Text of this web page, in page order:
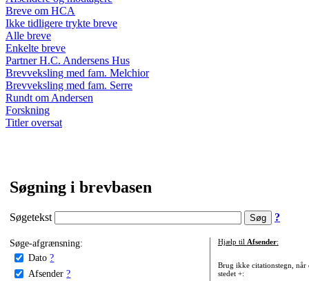
Breve om HCA
Ikke tidligere trykte breve
Alle breve
Enkelte breve
Partner H.C. Andersens Hus
Brevveksling med fam. Melchior
Brevveksling med fam. Serre
Rundt om Andersen
Forskning
Titler oversat
Søgning i brevbasen
Søgetekst ?
Søge-afgrænsning:
Dato ?
Afsender ?
Hjælp til Afsender:
Brug ikke citationstegn, når
stedet +: